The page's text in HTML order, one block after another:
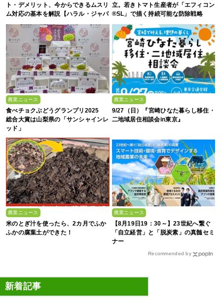
ト・デメリット、今からできるムスリ
ム対応の基本を解説【ハラル・ジャパ
ン協会監修】
立。若きトマト生産者が「エフィコン
®SL」で描く持続可能な防除戦略
農業ニュース
食べチョクぶどうグランプリ2025
総合大賞は山梨県の「サンシャインレ
ッド」
農業ニュース
9/27（日）『宮崎ひなた暮らし移住・
二地域居住相談会in東京』
農業ニュース
米のとぎ汁を使ったら、2カ月でふか
ふかの腐葉土ができた！
農業ニュース
【8月19日19：30～】23世紀へ繋ぐ
「自立経営」と「脱炭素」の真髄セミ
ナー
Recommended by
新着記事